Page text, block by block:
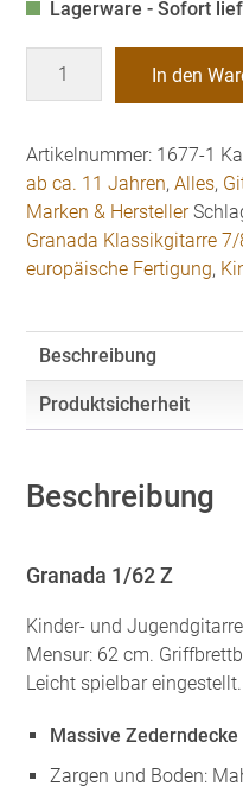
Lagerware - Sofort
Fertigung
1/62
Z
7/8
Größe
In den
Artikelnummer: 1677-1
ab ca. 11 Jahren,Alles,
Marken & Hersteller
Granada Klassikgitarre 7/
europäische Fertigung,
Beschreibung
Produktsicherheit
Beschreibung
Granada 1/62 Z
Kinder- und
Mensur: 62 cm.
Leicht spielbar
Massive Zederndecke
Zargen und Boden: